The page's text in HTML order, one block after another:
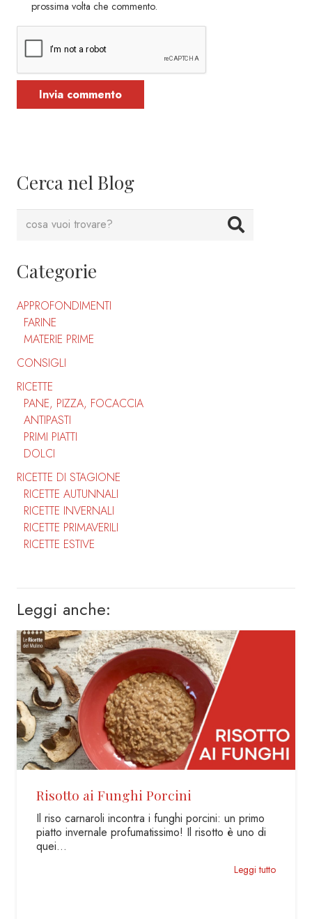
Cerca nel Blog
Categorie
APPROFONDIMENTI
FARINE
MATERIE PRIME
CONSIGLI
RICETTE
PANE, PIZZA, FOCACCIA
ANTIPASTI
PRIMI PIATTI
DOLCI
RICETTE DI STAGIONE
RICETTE AUTUNNALI
RICETTE INVERNALI
RICETTE PRIMAVERILI
RICETTE ESTIVE
prossima volta che commento.
Invia commento
Leggi anche:
Porcini
i funghi porcini: un primo
Il risotto è uno di
Un dolce che in realtà
unisce il piacere di